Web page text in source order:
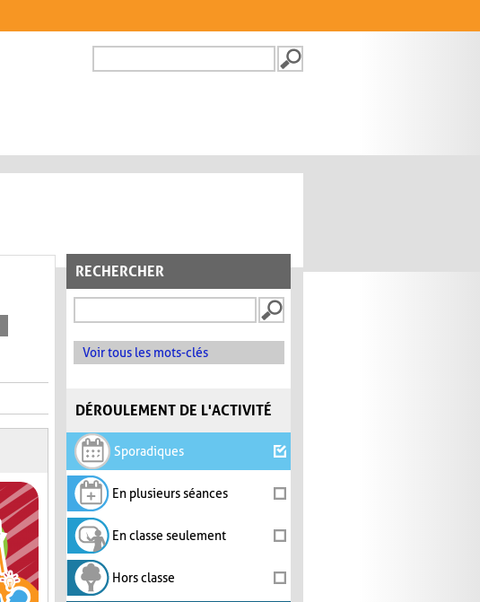
FORMULAIRE DE
RECHERCHER
Voir tous les mots-clés
DÉROULEMENT DE L'ACTIVITÉ
Sporadiques
En plusieurs séances
En classe seulement
Hors classe